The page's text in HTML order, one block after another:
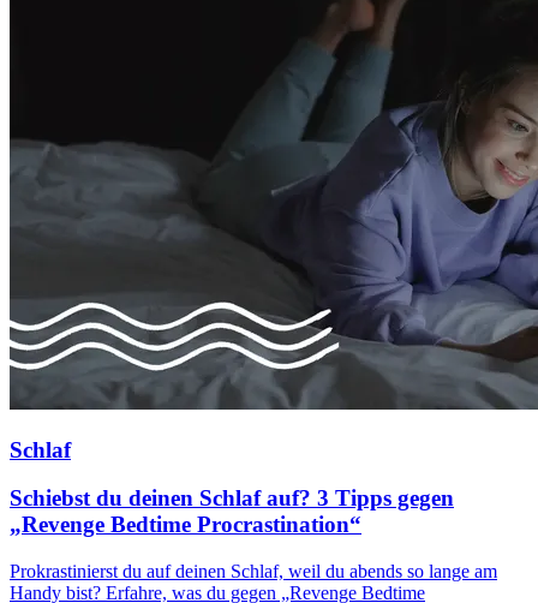
Schlaf
Schiebst du deinen Schlaf auf? 3 Tipps gegen
„Revenge Bedtime Procrastination“
Prokrastinierst du auf deinen Schlaf, weil du abends so lange am
Handy bist? Erfahre, was du gegen „Revenge Bedtime